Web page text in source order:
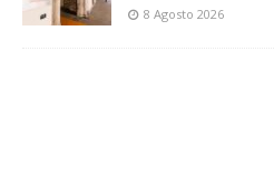
8 Agosto 2026